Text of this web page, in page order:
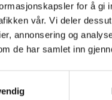
for å gi
vår. Vi deler
annonsering og
de har samlet inn
av luftkvalitet og
ligger under